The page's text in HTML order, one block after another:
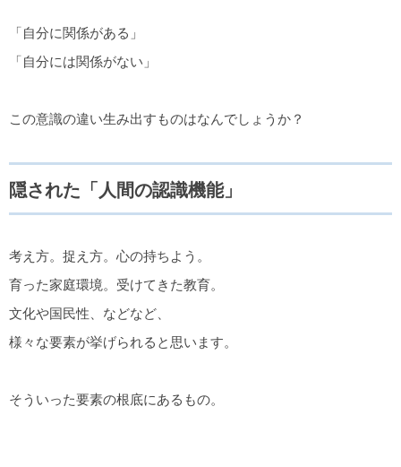
「自分に関係がある」
「自分には関係がない」
この意識の違い生み出すものはなんでしょうか？
隠された「人間の認識機能」
考え方。捉え方。心の持ちよう。
育った家庭環境。受けてきた教育。
文化や国民性、などなど、
様々な要素が挙げられると思います。
そういった要素の根底にあるもの。